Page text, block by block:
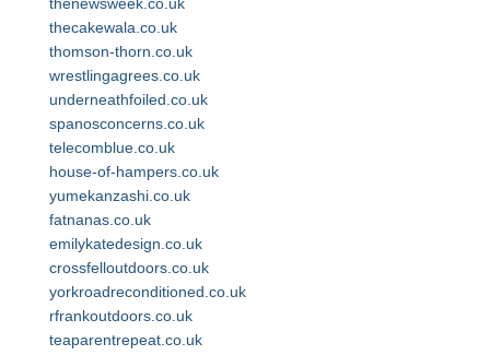
thecakewala.co.uk
thomson-thorn.co.uk
wrestlingagrees.co.uk
underneathfoiled.co.uk
spanosconcerns.co.uk
telecomblue.co.uk
house-of-hampers.co.uk
yumekanzashi.co.uk
fatnanas.co.uk
emilykatedesign.co.uk
crossfelloutdoors.co.uk
yorkroadreconditioned.co.uk
rfrankoutdoors.co.uk
teaparentrepeat.co.uk